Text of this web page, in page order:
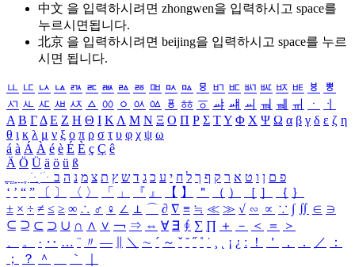
中文 을 입력하시려면 zhongwen을 입력하시고 space를
누르시면됩니다.
北京 을 입력하시려면 beijing을 입력하시고 space를 누르
시면 됩니다.
ㅥ ㅦ ㅧ ㅨ ㅩ ㅪ ㅫ ㅬ ㅭ ㅮ ㅯ ㅰ ㅱ ㅲ ㅳ ㅴ ㅵ ㅶ ㅷ ㅸ
ㅹ
ㅺ ㅻ ㅼ ㅽ ㅾ ㅿ ㆀ ㆁ ㆂ ㆃ ㆄ ㆅ ㆆ ㆇ ㆈ ㆉ ㆊ ㆋ ㆌ ㆍ
ㆎ
Α Β ΓΔ Ε Ζ Η Θ Ι ΚΛ Μ Ν Ξ Ο Π Ρ Σ ΤΥ Φ Χ Ψ Ω α β γ δ ε ζ η
θ ι κ λ μ ν ξ ο π ρ σ τ υ φ χ ψ ω
á à Á À é è É È ç Ç ê
Ä Ö Ü ä ö ü ß
ִֶֹ ֻּ ׁׂ פ ם ן ו ט א ר ק ף ך ל ח י ע כ ג ד ש ץ ת צ מ נ ה ב
‘ ’ “ ” 〔 〕 〈 〉 「 」 『 』 【 】 ＂ （ ） ［ ］ ｛ ｝
± × ÷ ≠ ≤ ≥ ∞ ∴ ♂ ♀ ∠ ⊥ ⌒ ∂ ∇ ≡ ≒ ≪ ≫ √ ∽ ∝ ∵ ∫ ∬ ∈ ∋
⊆ ⊇ ⊂ ⊃ ∪ ∩ ∧ ∨ ￢ ⇒ ⇔ ∀ ∃ ∮ ∑ ∏ ＋ － ＜ ＝
＞
、
。 · ‥ … ¨ 〃 ― ＼ ∼ ´ ～ ˇ ˘ ˝ ˚ ˙ ¸ ¡ ¿ ː ！ ＇ ， ． ／
：
；
？ ＾ ｀